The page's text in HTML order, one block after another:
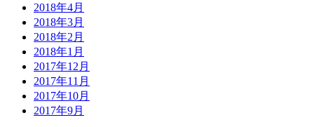
2018年4月
2018年3月
2018年2月
2018年1月
2017年12月
2017年11月
2017年10月
2017年9月